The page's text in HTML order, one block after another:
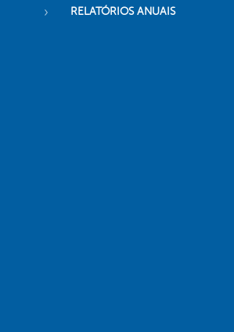
RELATÓRIOS ANUAIS